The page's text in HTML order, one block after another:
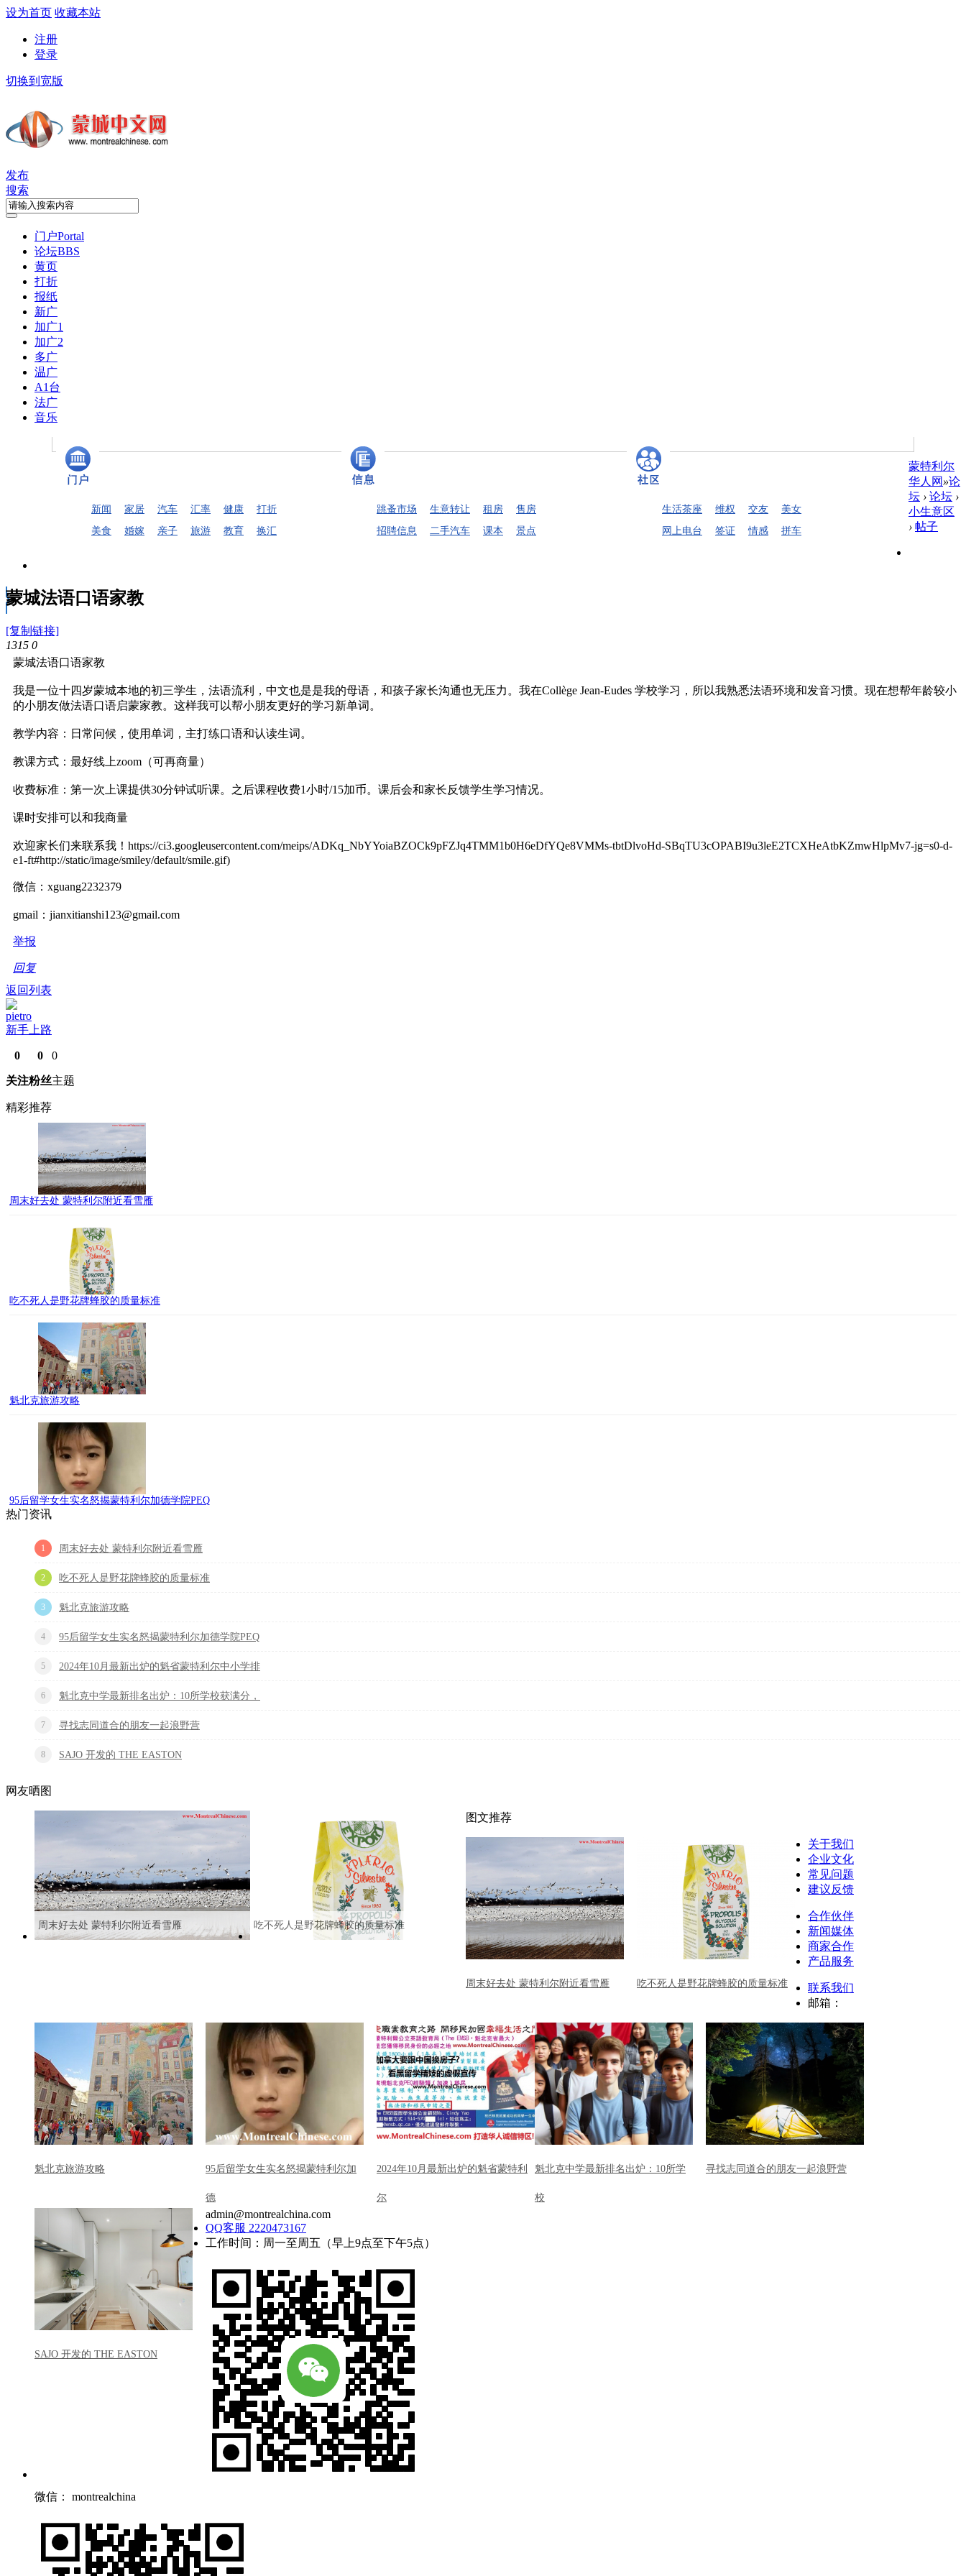
设为首页 收藏本站
注册
登录
切换到宽版
发布
搜索
门户Portal
论坛BBS
黄页
打折
报纸
新广
加广1
加广2
多广
温广
A1台
法广
音乐
新闻 家居 汽车 汇率 健康
打折
美食
婚嫁 亲子 旅游 教育 换汇
跳蚤市场 生意转让 租房
售房
招聘信息
二手汽车 课本 景点
生活茶座 维权 交友
美女
网上电台
签证 情感 拼车
蒙特利尔
华人网 »论
坛 › 论坛 ›
小生意区
› 帖子
蒙城法语口语家教
[复制链接]
1315 0
蒙城法语口语家教
我是一位十四岁蒙城本地的初三学生，法语流利，中文也是是我的母语，和孩子家长沟通也无压力。我在Collège Jean-Eudes 学校学习，所以我熟悉法语环境和发音习惯。现在想帮年龄较小
的小朋友做法语口语启蒙家教。这样我可以帮小朋友更好的学习新单词。
教学内容：日常问候，使用单词，主打练口语和认读生词。
教课方式：最好线上zoom（可再商量）
收费标准：第一次上课提供30分钟试听课。之后课程收费1小时/15加币。课后会和家长反馈学生学习情况。
课时安排可以和我商量
欢迎家长们来联系我！https://ci3.googleusercontent.com/meips/ADKq_NbYYoiaBZOCk9pFZJq4TMM1b0H6eDfYQe8VMMs-tbtDlvoHd-SBqTU3cOPABI9u3leE2TCXHeAtbKZmwHlpMv7-jg=s0-d-
e1-ft#http://static/image/smiley/default/smile.gif)
微信：xguang2232379
gmail：jianxitianshi123@gmail.com
举报
回复
返回列表
pietro
新手上路
0
关注
0
粉丝
0
主题
精彩推荐
周末好去处 蒙特利尔附近看雪雁
吃不死人是野花牌蜂胶的质量标准
魁北克旅游攻略
95后留学女生实名怒揭蒙特利尔加德学院PEQ
热门资讯
1 周末好去处 蒙特利尔附近看雪雁
2 吃不死人是野花牌蜂胶的质量标准
3 魁北克旅游攻略
4 95后留学女生实名怒揭蒙特利尔加德学院PEQ
5 2024年10月最新出炉的魁省蒙特利尔中小学排
6 魁北克中学最新排名出炉：10所学校获满分，
7 寻找志同道合的朋友一起浪野营
8 SAJO 开发的 THE EASTON
网友晒图
周末好去处 蒙特利尔附近看雪雁 吃不死人是野花牌蜂胶的质量标准
图文推荐
周末好去处 蒙特利尔附近看雪雁 吃不死人是野花牌蜂胶的质量标准
魁北克旅游攻略 95后留学女生实名怒揭蒙特利尔加
德
2024年10月最新出炉的魁省蒙特利
尔
魁北克中学最新排名出炉：10所学
校
寻找志同道合的朋友一起浪野营
SAJO 开发的 THE EASTON
关于我们
企业文化
常见问题
建议反馈
合作伙伴
新闻媒体
商家合作
产品服务
联系我们
邮箱：
admin@montrealchina.com
QQ客服 2220473167
工作时间：周一至周五（早上9点至下午5点）
微信： montrealchina